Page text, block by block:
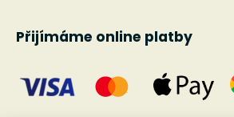
Přijímáme online platby